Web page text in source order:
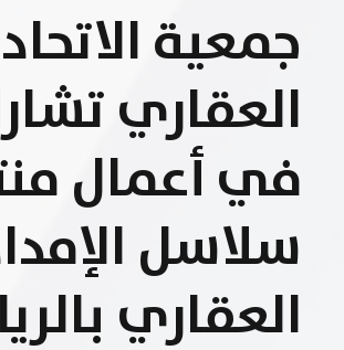
جمعية الاتحاد
العقاري
في أعمال
سلاسل
العقاري